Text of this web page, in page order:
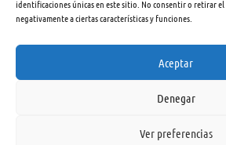
identificaciones únicas en este sitio. No consentir o retirar
negativamente a ciertas características y funciones.
Aceptar
Denegar
Ver preferencias
info@libreriapraga.com
Gracia,